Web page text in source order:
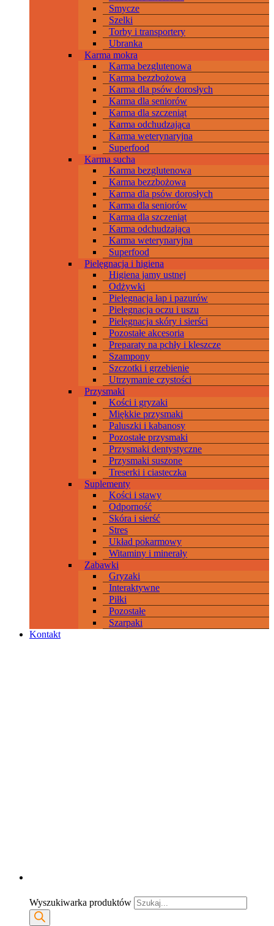
Smycze
Szelki
Torby i transportery
Ubranka
Karma mokra
Karma bezglutenowa
Karma bezzbożowa
Karma dla psów dorosłych
Karma dla seniorów
Karma dla szczeniąt
Karma odchudzająca
Karma weterynaryjna
Superfood
Karma sucha
Karma bezglutenowa
Karma bezzbożowa
Karma dla psów dorosłych
Karma dla seniorów
Karma dla szczeniąt
Karma odchudzająca
Karma weterynaryjna
Superfood
Pielęgnacja i higiena
Higiena jamy ustnej
Odżywki
Pielęgnacja łap i pazurów
Pielęgnacja oczu i uszu
Pielęgnacja skóry i sierści
Pozostałe akcesoria
Preparaty na pchły i kleszcze
Szampony
Szczotki i grzebienie
Utrzymanie czystości
Przysmaki
Kości i gryzaki
Miękkie przysmaki
Paluszki i kabanosy
Pozostałe przysmaki
Przysmaki dentystyczne
Przysmaki suszone
Treserki i ciasteczka
Suplementy
Kości i stawy
Odporność
Skóra i sierść
Stres
Układ pokarmowy
Witaminy i minerały
Zabawki
Gryzaki
Interaktywne
Piłki
Pozostałe
Szarpaki
Kontakt
Wyszukiwarka produktów